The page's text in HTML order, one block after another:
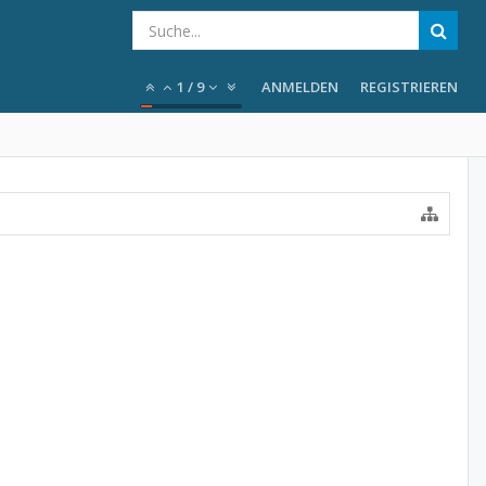
1 / 9 ANMELDEN REGISTRIEREN